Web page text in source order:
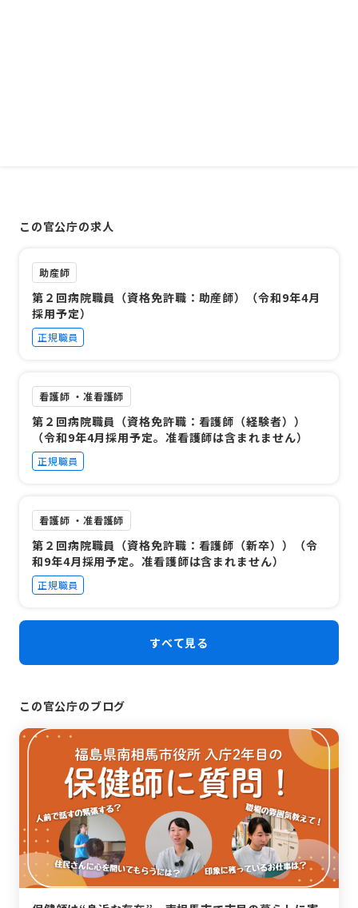
この官公庁の求人
助産師
第２回病院職員（資格免許職：助産師）（令和9年4月
採用予定）
正規職員
看護師 ・准看護師
第２回病院職員（資格免許職：看護師（経験者））
（令和9年4月採用予定。准看護師は含まれません）
正規職員
看護師 ・准看護師
第２回病院職員（資格免許職：看護師（新卒））（令
和9年4月採用予定。准看護師は含まれません）
正規職員
すべて見る
この官公庁のブログ